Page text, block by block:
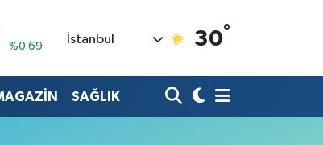
%0.69
İstanbul 30°
SAĞLIK